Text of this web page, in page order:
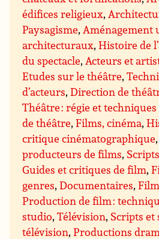
édifices religieux,
Paysagisme,Aménagement
architecturaux,Histoire de
du spectacle,Acteurs et
Etudes sur le théâtre,
d’acteurs,Direction de
Théâtre : régie et techniques
de théâtre,Films, cinéma,
critique cinématographique
producteurs de films,
Guides et critiques de film,
genres,Documentaires,
Production de film :
studio,Télévision, Scripts et
télévision,Productions